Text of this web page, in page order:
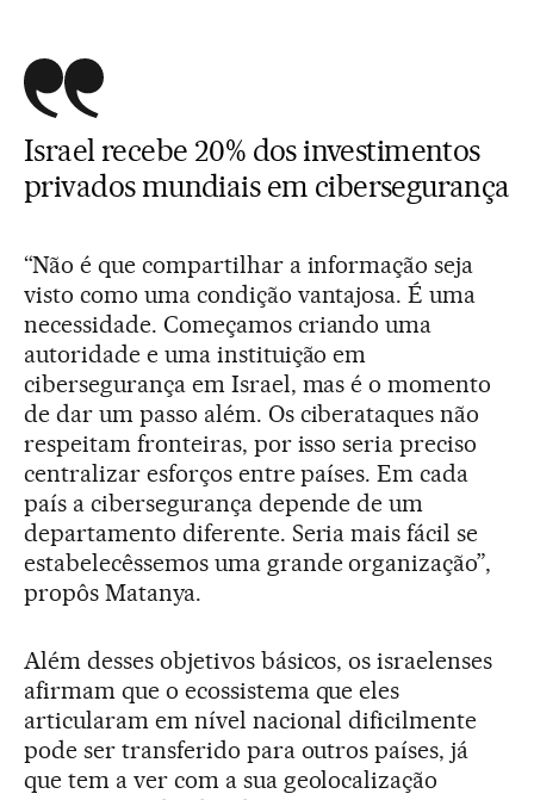
Israel recebe 20% dos investimentos
privados mundiais em cibersegurança
“Não é que compartilhar a informação seja
visto como uma condição vantajosa. É uma
necessidade. Começamos criando uma
autoridade e uma instituição em
cibersegurança em Israel, mas é o momento
de dar um passo além. Os ciberataques não
respeitam fronteiras, por isso seria preciso
centralizar esforços entre países. Em cada
país a cibersegurança depende de um
departamento diferente. Seria mais fácil se
estabelecêssemos uma grande organização”,
propôs Matanya.
Além desses objetivos básicos, os israelenses
afirmam que o ecossistema que eles
articularam em nível nacional dificilmente
pode ser transferido para outros países, já
que tem a ver com a sua geolocalização